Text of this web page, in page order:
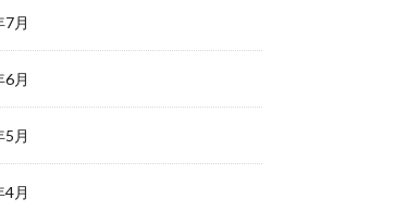
7月
6月
5月
4月